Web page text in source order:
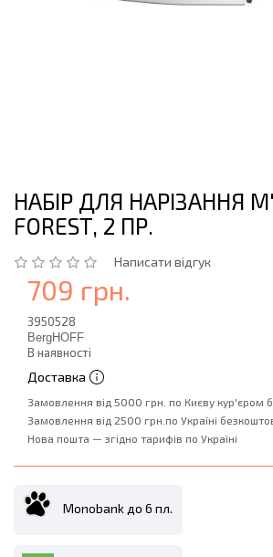
НАБІР ДЛЯ НАРІЗАННЯ
FOREST, 2 ПР.
Написати відгук
709 грн.
3950528
BergHOFF
В наявності
Доставка
Замовлення від 5000 грн. по Києву кур'єром
Замовлення від 2500 грн.по Україні
Нова пошта — згідно тарифів по Україні
Monobank до 6 пл.